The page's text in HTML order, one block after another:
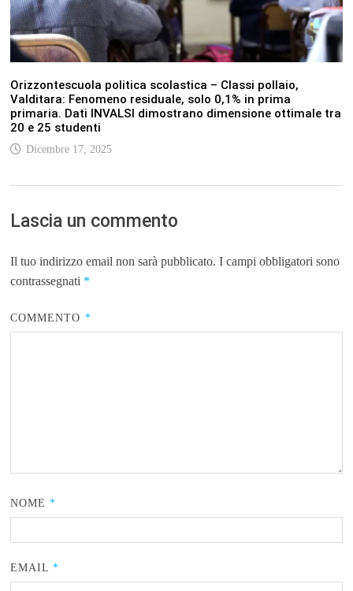
Orizzontescuola politica scolastica – Classi pollaio,
Valditara: Fenomeno residuale, solo 0,1% in prima
primaria. Dati INVALSI dimostrano dimensione ottimale tra
20 e 25 studenti
Dicembre 17, 2025
Lascia un commento
Il tuo indirizzo email non sarà pubblicato. I campi obbligatori sono
contrassegnati *
COMMENTO *
NOME*
EMAIL*